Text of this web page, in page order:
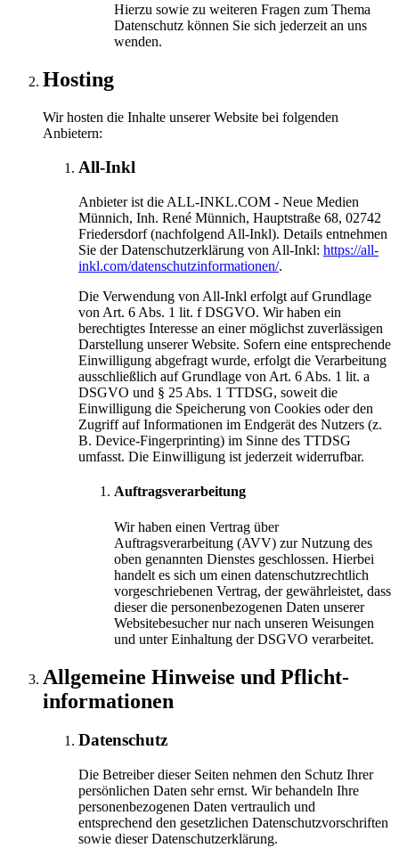
Hierzu sowie zu weiteren Fragen zum Thema
Datenschutz können Sie sich jederzeit an uns
wenden.
Hosting
Wir hosten die Inhalte unserer Website bei folgenden
Anbietern:
All-Inkl
Anbieter ist die ALL-INKL.COM - Neue Medien
Münnich, Inh. René Münnich, Hauptstraße 68, 02742
Friedersdorf (nachfolgend All-Inkl). Details entnehmen
Sie der Datenschutzerklärung von All-Inkl: https://all-
inkl.com/datenschutzinformationen/.
Die Verwendung von All-Inkl erfolgt auf Grundlage
von Art. 6 Abs. 1 lit. f DSGVO. Wir haben ein
berechtigtes Interesse an einer möglichst zuverlässigen
Darstellung unserer Website. Sofern eine entsprechende
Einwilligung abgefragt wurde, erfolgt die Verarbeitung
ausschließlich auf Grundlage von Art. 6 Abs. 1 lit. a
DSGVO und § 25 Abs. 1 TTDSG, soweit die
Einwilligung die Speicherung von Cookies oder den
Zugriff auf Informationen im Endgerät des Nutzers (z.
B. Device-Fingerprinting) im Sinne des TTDSG
umfasst. Die Einwilligung ist jederzeit widerrufbar.
Auftragsverarbeitung
Wir haben einen Vertrag über
Auftragsverarbeitung (AVV) zur Nutzung des
oben genannten Dienstes geschlossen. Hierbei
handelt es sich um einen datenschutzrechtlich
vorgeschriebenen Vertrag, der gewährleistet, dass
dieser die personenbezogenen Daten unserer
Websitebesucher nur nach unseren Weisungen
und unter Einhaltung der DSGVO verarbeitet.
Allgemeine Hinweise und Pflicht­
informationen
Datenschutz
Die Betreiber dieser Seiten nehmen den Schutz Ihrer
persönlichen Daten sehr ernst. Wir behandeln Ihre
personenbezogenen Daten vertraulich und
entsprechend den gesetzlichen Datenschutzvorschriften
sowie dieser Datenschutzerklärung.